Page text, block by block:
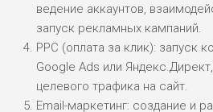
ведение аккаунтов,
запуск рекламных кампаний.
PPC (оплата за клик): запуск
Google Ads или
целевого трафика на сайт.
Email-маркетинг: создание и